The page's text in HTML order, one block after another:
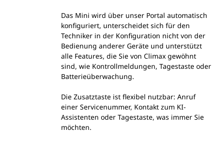
Das Mini wird über unser Portal automatisch
konfiguriert, unterscheidet sich für den
Techniker in der Konfiguration nicht von der
Bedienung anderer Geräte und unterstützt
alle Features, die Sie von Climax gewöhnt
sind, wie Kontrollmeldungen, Tagestaste oder
Batterieüberwachung.
Die Zusatztaste ist flexibel nutzbar: Anruf
einer Servicenummer, Kontakt zum KI-
Assistenten oder Tagestaste, was immer Sie
möchten.